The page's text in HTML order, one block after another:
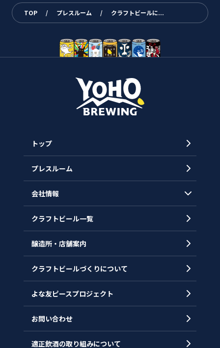
TOP / プレスルーム / クラフトビールに...
トップ
プレスルーム
会社情報
会社概要
沿革
クラフトビール一覧
醸造所・店舗案内
クラフトビールづくりについて
よな友ピースプロジェクト
お問い合わせ
適正飲酒の取り組みについて